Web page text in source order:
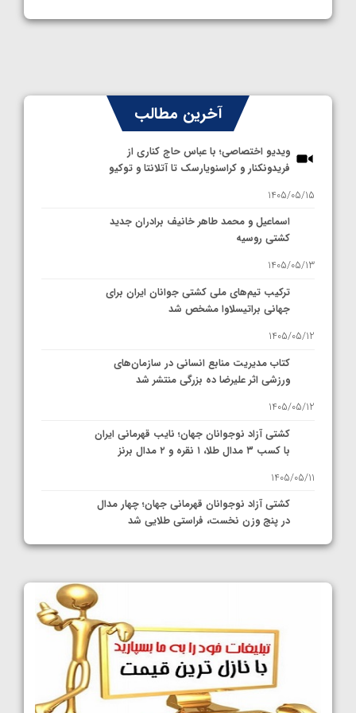
آخرین مطالب
ویدیو اختصاصی؛ با عباس حاج کناری از
فریدونکنار و کراسنویارسک تا آتلانتا و توکیو
1405/05/15
اسماعیل و محمد طاهر خانیف برادران جدید
کشتی روسیه
1405/05/13
ترکیب تیم‌های ملی کشتی جوانان ایران برای
جهانی براتیسلاوا مشخص شد
1405/05/12
کتاب مدیریت منابع انسانی در سازمان‌های
ورزشی اثر علیرضا ده بزرگی منتشر شد
1405/05/12
کشتی آزاد نوجوانان جهان؛ نایب قهرمانی ایران
با کسب ۳ مدال طلا، ۱ نقره و ۲ مدال برنز
1405/05/11
کشتی آزاد نوجوانان قهرمانی جهان؛ چهار مدال
در پنج وزن نخست، فراستی طلایی شد
1405/05/11
کشتی آزاد نوجوانان جهان؛ رقبای نمایندگان
ایران مشخص شدند
1405/05/08